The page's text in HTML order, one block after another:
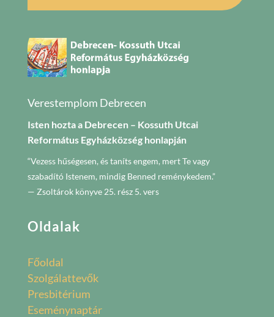
Verestemplom Debrecen
Isten hozta a Debrecen – Kossuth Utcai
Református Egyházközség honlapján
“Vezess hűségesen, és taníts engem, mert Te vagy
szabadító Istenem, mindig Benned reménykedem.”
— Zsoltárok könyve 25. rész 5. vers
Oldalak
Főoldal
Szolgálattevők
Presbitérium
Eseménynaptár